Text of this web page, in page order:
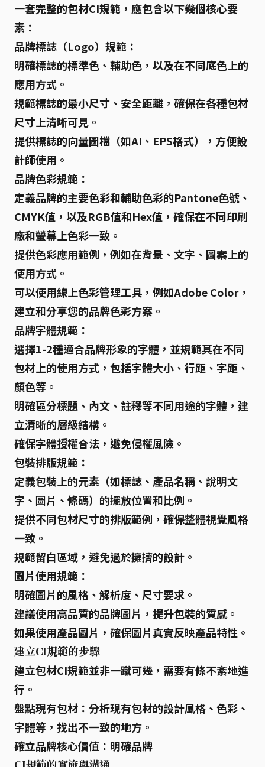
一套完整的包材CI規範，應包含以下幾個核心要
素：
品牌標誌（Logo）規範：
明確標誌的標準色、輔助色，以及在不同底色上的
應用方式。
規範標誌的最小尺寸、安全距離，確保在各種包材
尺寸上清晰可見。
提供標誌的向量圖檔（如AI、EPS格式），方便設
計師使用。
品牌色彩規範：
定義品牌的主要色彩和輔助色彩的Pantone色號 、
CMYK值 ，以及RGB值和Hex值 ，確保在不同印刷
廠和螢幕上色彩一致。
提供色彩應用範例，例如在背景、文字、圖案上的
使用方式。
可以使用線上色彩管理工具，例如Adobe Color，
建立和分享您的品牌色彩方案。
品牌字體規範：
選擇1-2種適合品牌形象的字體，並規範其在不同
包材上的使用方式，包括字體大小、行距、字距、
顏色等。
明確區分標題、內文、註釋等不同用途的字體，建
立清晰的層級結構。
確保字體授權合法，避免侵權風險。
包裝排版規範：
定義包裝上的元素（如標誌、產品名稱、說明文
字、圖片、條碼）的擺放位置和比例。
提供不同包材尺寸的排版範例，確保整體視覺風格
一致。
規範留白區域，避免過於擁擠的設計。
圖片使用規範：
明確圖片的風格、解析度、尺寸要求。
建議使用高品質的品牌圖片，提升包裝的質感。
如果使用產品圖片，確保圖片真實反映產品特性。
建立CI規範的步驟
建立包材CI規範並非一蹴可幾，需要有條不紊地進
行。
盤點現有包材： 分析現有包材的設計風格、色彩、
字體等，找出不一致的地方。
確立品牌核心價值： 明確品牌